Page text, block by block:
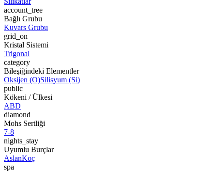
account_tree
Bağlı Grubu
Kuvars Grubu
grid_on
Kristal Sistemi
Trigonal
category
Bileşiğindeki Elementler
Oksijen (O)Silisyum (Si)
public
Kökeni / Ülkesi
ABD
diamond
Mohs Sertliği
7-8
nights_stay
Uyumlu Burçlar
AslanKoç
spa